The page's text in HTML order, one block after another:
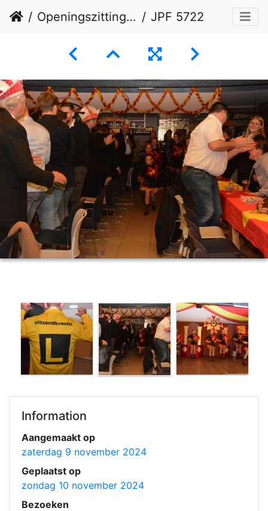
Openingszitting 09-11-2024 JPF 5722
Information
Aangemaakt op
zaterdag 9 november 2024
Geplaatst op
zondag 10 november 2024
Bezoeken